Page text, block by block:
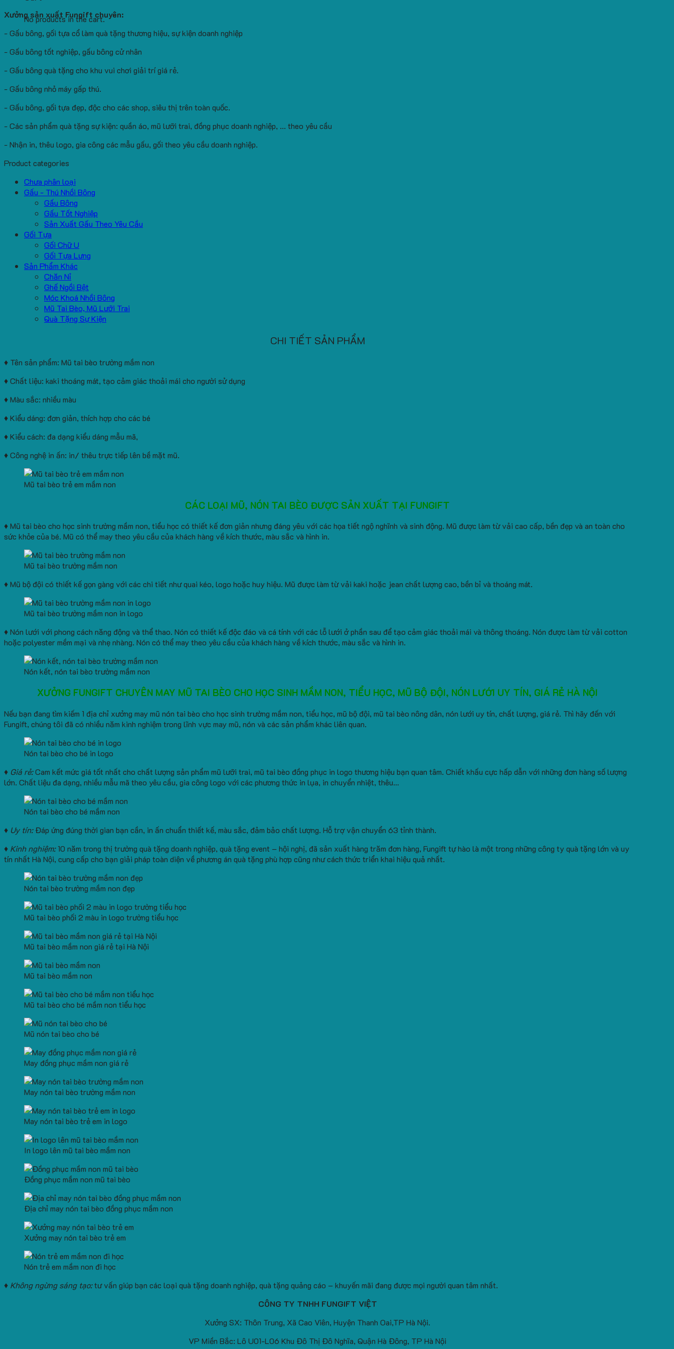
No products in the cart.
Xưởng sản xuất Fungift chuyên:
- Gấu bông, gối tựa cổ làm quà tặng thương hiệu, sự kiện doanh nghiệp
- Gấu bông tốt nghiệp, gấu bông cử nhân
- Gấu bông quà tặng cho khu vui chơi giải trí giá rẻ.
- Gấu bông nhỏ máy gấp thú.
- Gấu bông, gối tựa đẹp, độc cho các shop, siêu thị trên toàn quốc.
- Các sản phẩm quà tặng sự kiện: quần áo, mũ lưỡi trai, đồng phục doanh nghiệp, ... theo yêu cầu
- Nhận in, thêu logo, gia công các mẫu gấu, gối theo yêu cầu doanh nghiệp.
Product categories
Chưa phân loại
Gấu - Thú Nhồi Bông
Gấu Bông
Gấu Tốt Nghiệp
Sản Xuất Gấu Theo Yêu Cầu
Gối Tựa
Gối Chữ U
Gối Tựa Lưng
Sản Phẩm Khác
Chăn Nỉ
Ghế Ngồi Bệt
Móc Khoá Nhồi Bông
Mũ Tai Bèo, Mũ Lưỡi Trai
Quà Tặng Sự Kiện
CHI TIẾT SẢN PHẨM
♦ Tên sản phẩm: Mũ tai bèo trường mầm non
♦ Chất liệu: kaki thoáng mát, tạo cảm giác thoải mái cho người sử dụng
♦ Màu sắc: nhiều màu
♦ Kiểu dáng: đơn giản, thích hợp cho các bé
♦ Kiểu cách: đa dạng kiểu dáng mẫu mã,
♦ Công nghệ in ấn: in/ thêu trực tiếp lên bề mặt mũ.
Mũ tai bèo trẻ em mầm non
CÁC LOẠI MŨ, NÓN TAI BÈO ĐƯỢC SẢN XUẤT TẠI FUNGIFT
♦ Mũ tai bèo cho học sinh trường mầm non, tiểu học có thiết kế đơn giản nhưng đáng yêu với các họa tiết ngộ nghĩnh và sinh động. Mũ được làm từ vải cao cấp, bền đẹp và an toàn cho
sức khỏe của bé. Mũ có thể may theo yêu cầu của khách hàng về kích thước, màu sắc và hình in.
Mũ tai bèo trường mầm non
♦ Mũ bộ đội có thiết kế gọn gàng với các chi tiết như quai kéo, logo hoặc huy hiệu. Mũ được làm từ vải kaki hoặc jean chất lượng cao, bền bỉ và thoáng mát.
Mũ tai bèo trường mầm non in logo
♦ Nón lưới với phong cách năng động và thể thao. Nón có thiết kế độc đáo và cá tính với các lỗ lưới ở phần sau để tạo cảm giác thoải mái và thông thoáng. Nón được làm từ vải cotton
hoặc polyester mềm mại và nhẹ nhàng. Nón có thể may theo yêu cầu của khách hàng về kích thước, màu sắc và hình in.
Nón kết, nón tai bèo trường mầm non
XƯỞNG FUNGIFT CHUYÊN MAY MŨ TAI BÈO CHO HỌC SINH MẦM NON, TIỂU HỌC, MŨ BỘ ĐỘI, NÓN LƯỚI UY TÍN, GIÁ RẺ HÀ NỘI
Nếu bạn đang tìm kiếm 1 địa chỉ xưởng may mũ nón tai bèo cho học sinh trường mầm non, tiểu học, mũ bộ đội, mũ tai bèo nông dân, nón lưới uy tín, chất lượng, giá rẻ. Thì hãy đến với
Fungift, chúng tôi đã có nhiều năm kinh nghiệm trong lĩnh vực may mũ, nón và các sản phẩm khác liên quan.
Nón tai bèo cho bé in logo
♦ Giá rẻ:Cam kết mức giá tốt nhất cho chất lượng sản phẩm mũ lưỡi trai, mũ tai bèo đồng phục in logo thương hiệu bạn quan tâm. Chiết khấu cực hấp dẫn với những đơn hàng số lượng
lớn. Chất liệu đa dạng, nhiều mẫu mã theo yêu cầu, gia công logo với các phương thức in lụa, in chuyển nhiệt, thêu…
Nón tai bèo cho bé mầm non
♦ Uy tín:Đáp ứng đúng thời gian bạn cần, in ấn chuẩn thiết kế, màu sắc, đảm bảo chất lượng. Hỗ trợ vận chuyển 63 tỉnh thành.
♦ Kinh nghiệm:10 năm trong thị trường quà tặng doanh nghiệp, quà tặng event – hội nghị, đã sản xuất hàng trăm đơn hàng, Fungift tự hào là một trong những công ty quà tặng lớn và uy
tín nhất Hà Nội, cung cấp cho bạn giải pháp toàn diện về phương án quà tặng phù hợp cũng như cách thức triển khai hiệu quả nhất.
Nón tai bèo trường mầm non đẹp
Mũ tai bèo phối 2 màu in logo trường tiểu học
Mũ tai bèo mầm non giá rẻ tại Hà Nội
Mũ tai bèo mầm non
Mũ tai bèo cho bé mầm non tiểu học
Mũ nón tai bèo cho bé
May đồng phục mầm non giá rẻ
May nón tai bèo trường mầm non
May nón tai bèo trẻ em in logo
In logo lên mũ tai bèo mầm non
Đồng phục mầm non mũ tai bèo
Địa chỉ may nón tai bèo đồng phục mầm non
Xưởng may nón tai bèo trẻ em
Nón trẻ em mầm non đi học
♦ Không ngừng sáng tạo:tư vấn giúp bạn các loại quà tặng doanh nghiệp, quà tặng quảng cáo – khuyến mãi đang được mọi người quan tâm nhất.
CÔNG TY TNHH FUNGIFT VIỆT
Xưởng SX: Thôn Trung, Xã Cao Viên, Huyện Thanh Oai,TP Hà Nội.
VP Miền Bắc: Lô U01-L06 Khu Đô Thị Đô Nghĩa, Quận Hà Đông, TP Hà Nội